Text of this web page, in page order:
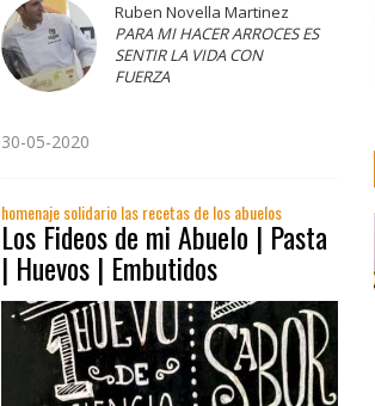
Ruben Novella Martinez
PARA MI HACER ARROCES ES
SENTIR LA VIDA CON
FUERZA
30-05-2020
homenaje solidario las recetas de los abuelos
Los Fideos de mi Abuelo | Pasta
| Huevos | Embutidos